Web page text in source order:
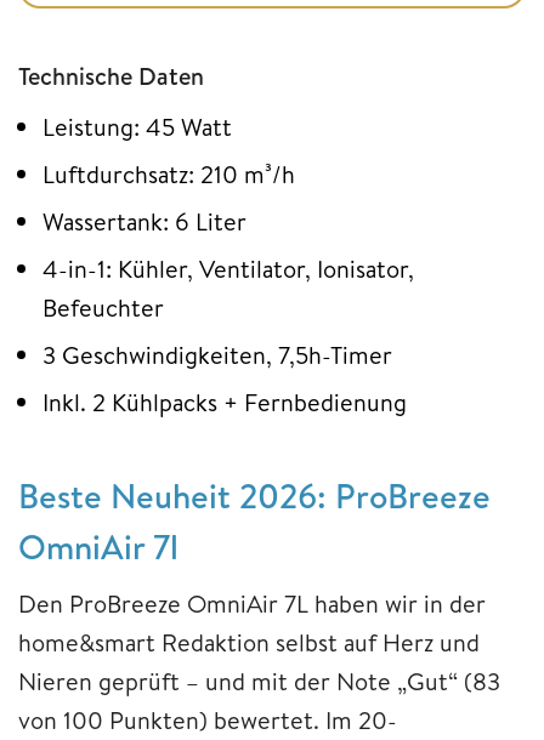
Technische Daten
Leistung: 45 Watt
Luftdurchsatz: 210 m³/h
Wassertank: 6 Liter
4-in-1: Kühler, Ventilator, Ionisator,
Befeuchter
3 Geschwindigkeiten, 7,5h-Timer
Inkl. 2 Kühlpacks + Fernbedienung
Beste Neuheit 2026: ProBreeze
OmniAir 7l
Den ProBreeze OmniAir 7L haben wir in der
home&smart Redaktion selbst auf Herz und
Nieren geprüft – und mit der Note „Gut“ (83
von 100 Punkten) bewertet. Im 20-